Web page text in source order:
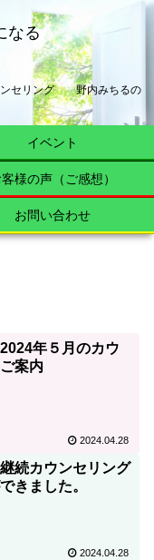
なる
ンセリング 野内みちるの
イベント
様の声（ご感想）
お問い合わせ
年５月のカウ
案内
2024.04.28
継続カウンセリング
きました。
2024.04.28